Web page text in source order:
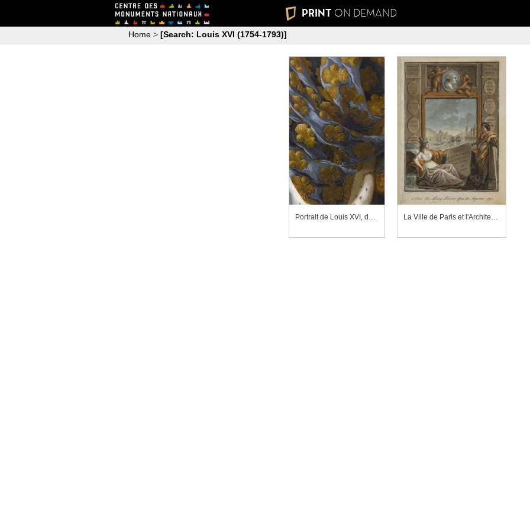
PRINT ON DEMAND
Home > [Search: Louis XVI (1754-1793)]
Portrait de Louis XVI, détail La Ville de Paris et l'Architecture présentant les "Vues pittoresques", avec en arrière plan un tableau montrant un pont de Paris